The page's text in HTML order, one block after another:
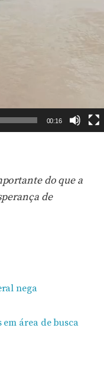
00:16
do que a
de
nega
área de busca